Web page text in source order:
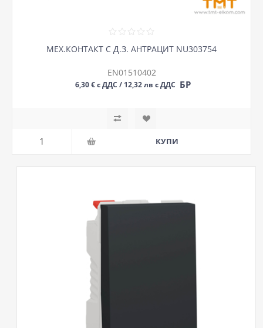
МЕХ.КОНТАКТ С Д.З. АНТРАЦИТ NU303754
EN01510402
6,30 € с ДДС / 12,32 лв с ДДС БР